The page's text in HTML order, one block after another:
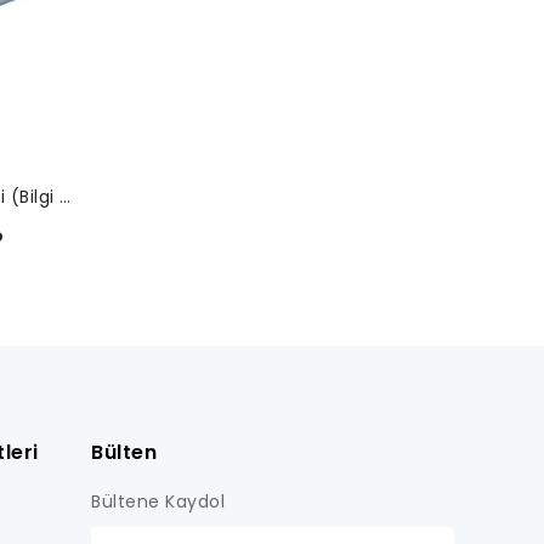
Dijital Dış Çap Mikrometreleri (Bilgi Çıkışsız)-293-241-30
Bülten
Bültene Kaydol